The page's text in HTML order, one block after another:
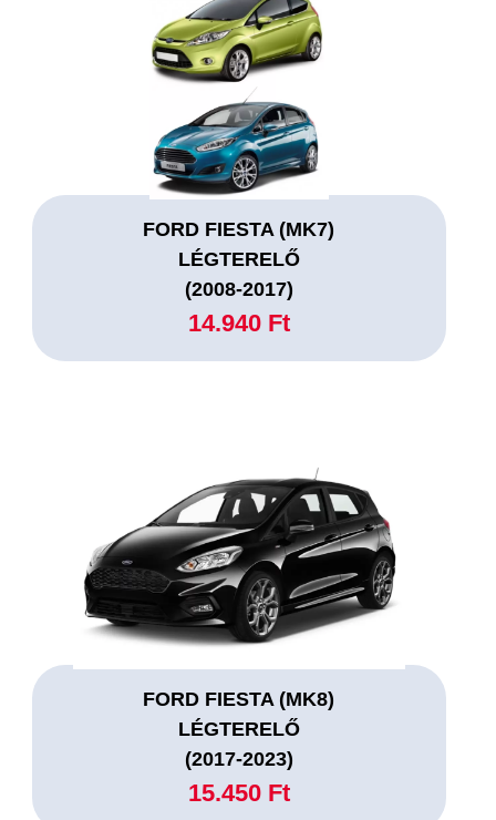
FORD FIESTA (MK7)
LÉGTERELŐ
(2008-2017)
14.940 Ft
FORD FIESTA (MK8)
LÉGTERELŐ
(2017-2023)
15.450 Ft